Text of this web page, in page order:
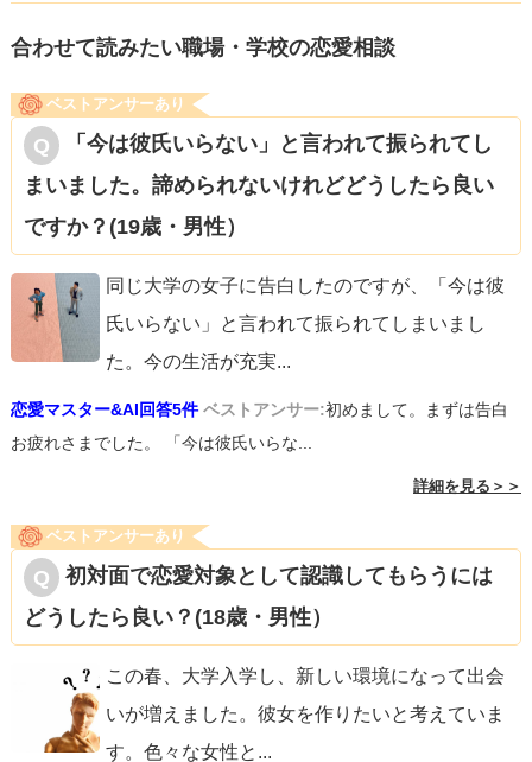
合わせて読みたい職場・学校の恋愛相談
ベストアンサーあり
「今は彼氏いらない」と言われて振られてし
まいました。諦められないけれどどうしたら良い
ですか？(19歳・男性）
同じ大学の女子に告白したのですが、「今は彼
氏いらない」と言われて振られてしまいまし
た。今の生活が充実...
恋愛マスター&AI回答5件 ベストアンサー:初めまして。まずは告白
お疲れさまでした。 「今は彼氏いらな...
詳細を見る＞＞
ベストアンサーあり
初対面で恋愛対象として認識してもらうには
どうしたら良い？(18歳・男性）
この春、大学入学し、新しい環境になって出会
いが増えました。彼女を作りたいと考えていま
す。色々な女性と ...